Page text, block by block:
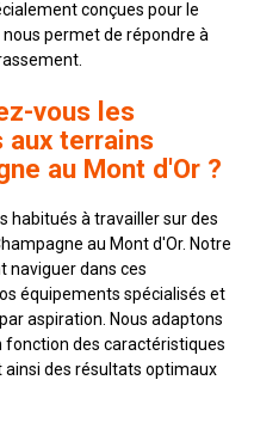
conçues pour le
permet de répondre à
vous les
aux terrains
au Mont d'Or ?
habitués à travailler sur des
au Mont d'Or. Notre
naviguer dans ces
équipements spécialisés et
aspiration. Nous adaptons
fonction des caractéristiques
des résultats optimaux